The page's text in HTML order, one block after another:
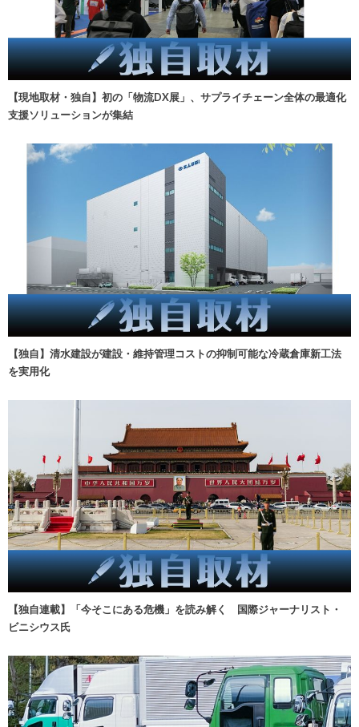
【現地取材・独自】初の「物流DX展」、サプライチェーン全体の最適化
支援ソリューションが集結
【独自】清水建設が建設・維持管理コストの抑制可能な冷蔵倉庫新工法
を実用化
【独自連載】「今そこにある危機」を読み解く 国際ジャーナリスト・
ビニシウス氏